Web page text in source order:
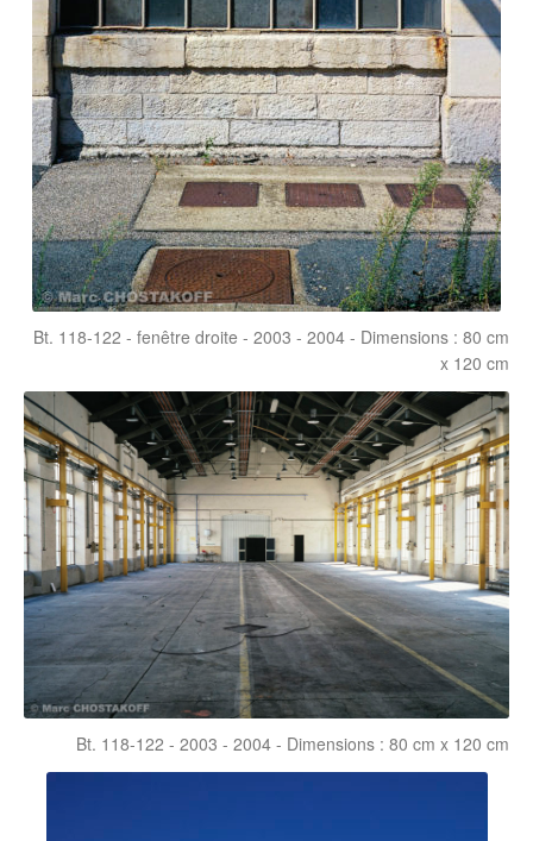
Bt. 118-122 - fenêtre droite - 2003 - 2004 - Dimensions : 80 cm
x 120 cm
Bt. 118-122 - 2003 - 2004 - Dimensions : 80 cm x 120 cm